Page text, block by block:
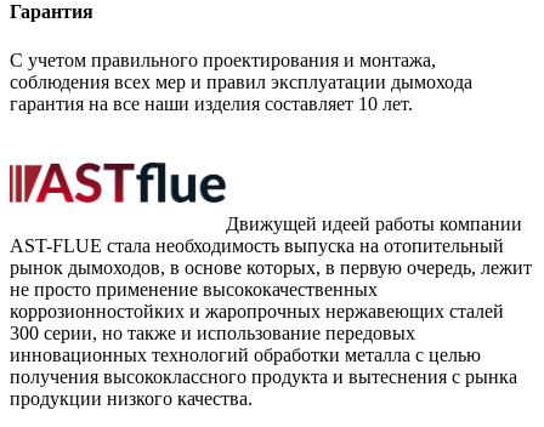
Гарантия
С учетом правильного проектирования и монтажа,
соблюдения всех мер и правил эксплуатации дымохода
гарантия на все наши изделия составляет 10 лет.
Движущей идеей работы компании
AST-FLUE стала необходимость выпуска на отопительный
рынок дымоходов, в основе которых, в первую очередь, лежит
не просто применение высококачественных
коррозионностойких и жаропрочных нержавеющих сталей
300 серии, но также и использование передовых
инновационных технологий обработки металла с целью
получения высококлассного продукта и вытеснения с рынка
продукции низкого качества.